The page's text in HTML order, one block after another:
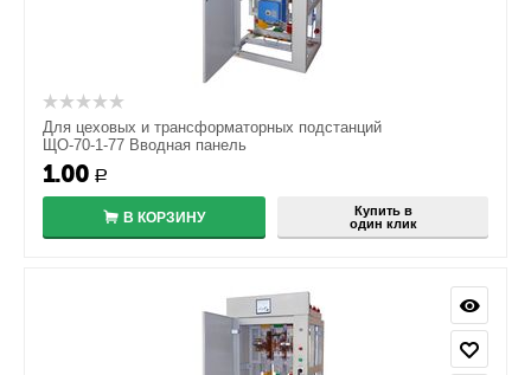
Для цеховых и трансформаторных подстанций
ЩО-70-1-77 Вводная панель
1.00 Р
В КОРЗИНУ
Купить в
один клик